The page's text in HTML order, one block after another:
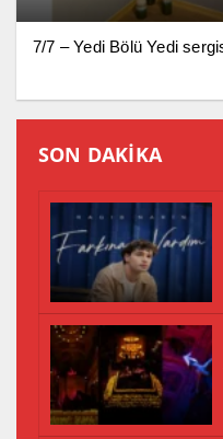
7/7 – Yedi Bölü Yedi
SON DAKİKA